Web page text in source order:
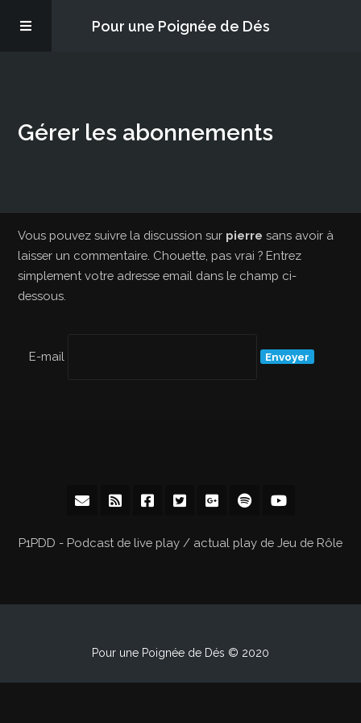
Pour une Poignée de Dés
PQD2P
À propos
Gérer les abonnements
Vous pouvez suivre la discussion sur pierre sans avoir à
laisser un commentaire. Chouette, pas vrai ? Entrez
simplement votre adresse email dans le champ ci-
dessous.
E-mail
P1PDD - Podcast de live play / actual play de Jeu de Rôle
Pour une Poignée de Dés © 2020